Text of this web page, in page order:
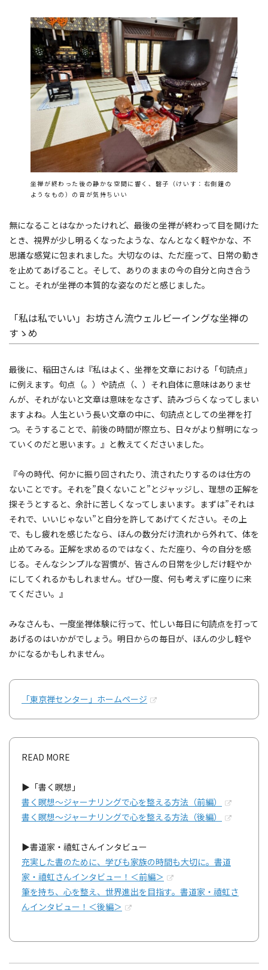
坐禅が終わった後の静かな空間に響く、磬子（けいす：右側鐘の
ようなもの）の音が気持ちいい
無になることはなかったけれど、最後の坐禅が終わって目を開けた
とき、視界が少し明るくなったような、なんとなく軽やかな、不
思議な感覚に包まれました。大切なのは、ただ座って、日常の動き
を止めてあげること。そして、ありのままの今の自分と向き合う
こと。それが坐禅の本質的な姿なのだと感じました。
「私は私でいい」お坊さん流ウェルビーイングな坐禅の
すゝめ
最後に、稲田さんは『私はよく、坐禅を文章における「句読点」
に例えます。句点（。）や読点（、）それ自体に意味はありませ
んが、それがないと文章は意味をなさず、読みづらくなってしまい
ますよね。人生という長い文章の中に、句読点としての坐禅を打
つ。そうすることで、前後の時間が際立ち、日々がより鮮明になっ
ていくのだと思います。』と教えてくださいました。
『今の時代、何かに振り回されたり、流されたりするのは仕方の
ないことです。それを”良くないこと”とジャッジし、理想の正解を
探そうとすると、余計に苦しくなってしまいます。まずは”それは
それで、いいじゃない”と自分を許してあげてください。その上
で、もし疲れを感じたなら、ほんの数分だけ流れから外れて、体を
止めてみる。正解を求めるのではなく、ただ座り、今の自分を感
じる。そんなシンプルな習慣が、皆さんの日常を少しだけ軽やか
にしてくれるかもしれません。ぜひ一度、何も考えずに座りに来
てください。』
みなさんも、一度坐禅体験に行って、忙しい毎日に句読点を打って
あげるのはいかがでしょう。明日からの毎日が、ほんの少し軽や
かになるかもしれません。
「東京禅センター」ホームページ
READ MORE
▶「書く瞑想」
書く瞑想～ジャーナリングで心を整える方法（前編）
書く瞑想～ジャーナリングで心を整える方法（後編）
▶書道家・禧虹さんインタビュー
充実した書のために、学びも家族の時間も大切に。書道
家・禧虹さんインタビュー！＜前編＞
筆を持ち、心を整え、世界進出を目指す。書道家・禧虹さ
んインタビュー！＜後編＞